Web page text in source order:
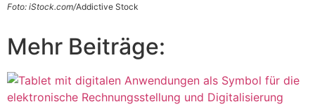
Foto: iStock.com/Addictive Stock
Mehr Beiträge: